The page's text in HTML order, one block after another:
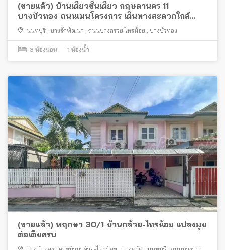
(ขายแล้ว) บ้านเดี่ยวชั้นเดียว กฤษดานคร 11
บางบัวทอง ถนนเมนโครงการ เดินทางสะดวกใกล้
รถไฟฟ้า
นนทบุรี , บางรักพัฒนา , ถนนบางกรวย ไทรน้อย , บางบัวทอง
3 ห้องนอน 1 ห้องน้ำ
(ขายแล้ว) พฤกษา 30/1 บ้านกล้วย-ไทรน้อย แปลงมุม
ต่อเติมครบ